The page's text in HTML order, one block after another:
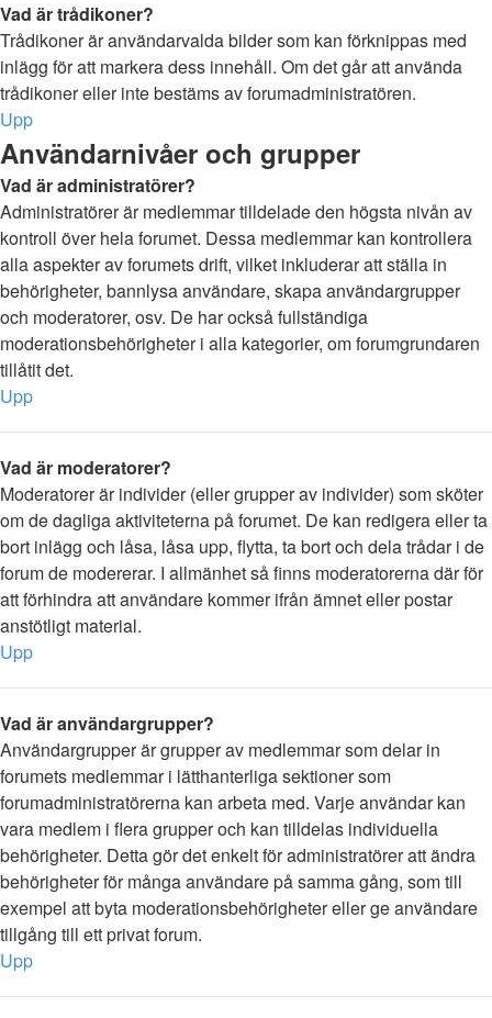
Vad är trådikoner?
Trådikoner är användarvalda bilder som kan förknippas med
inlägg för att markera dess innehåll. Om det går att använda
trådikoner eller inte bestäms av forumadministratören.
Upp
Användarnivåer och grupper
Vad är administratörer?
Administratörer är medlemmar tilldelade den högsta nivån av
kontroll över hela forumet. Dessa medlemmar kan kontrollera
alla aspekter av forumets drift, vilket inkluderar att ställa in
behörigheter, bannlysa användare, skapa användargrupper
och moderatorer, osv. De har också fullständiga
moderationsbehörigheter i alla kategorier, om forumgrundaren
tillåtit det.
Upp
Vad är moderatorer?
Moderatorer är individer (eller grupper av individer) som sköter
om de dagliga aktiviteterna på forumet. De kan redigera eller ta
bort inlägg och låsa, låsa upp, flytta, ta bort och dela trådar i de
forum de modererar. I allmänhet så finns moderatorerna där för
att förhindra att användare kommer ifrån ämnet eller postar
anstötligt material.
Upp
Vad är användargrupper?
Användargrupper är grupper av medlemmar som delar in
forumets medlemmar i lätthanterliga sektioner som
forumadministratörerna kan arbeta med. Varje användar kan
vara medlem i flera grupper och kan tilldelas individuella
behörigheter. Detta gör det enkelt för administratörer att ändra
behörigheter för många användare på samma gång, som till
exempel att byta moderationsbehörigheter eller ge användare
tillgång till ett privat forum.
Upp